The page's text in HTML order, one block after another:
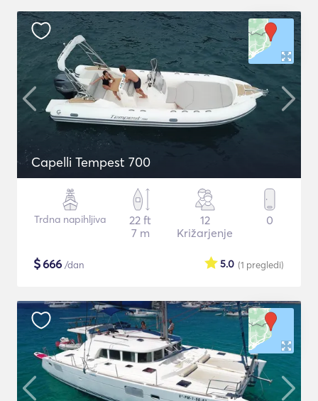
Capelli Tempest 700
Trdna napihljiva
22 ft
7 m
12
Križarjenje
0
$666 /dan (1 pregledi)
5.0